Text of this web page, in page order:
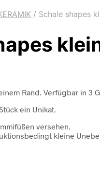
/ Schale shapes
Rand. Verfügbar in 3
ein Unikat.
versehen.
kleine